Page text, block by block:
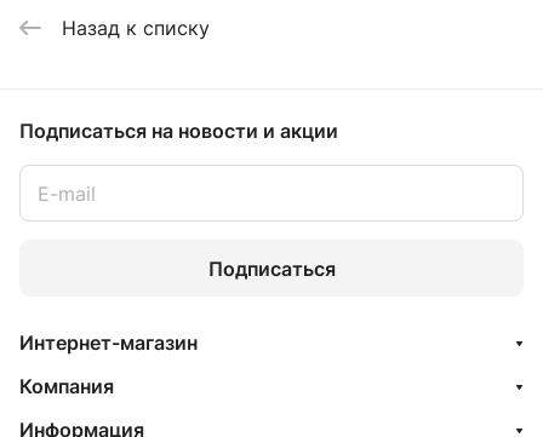
Назад к списку
Подписаться на новости и акции
Подписаться
Интернет-магазин
Компания
Информация